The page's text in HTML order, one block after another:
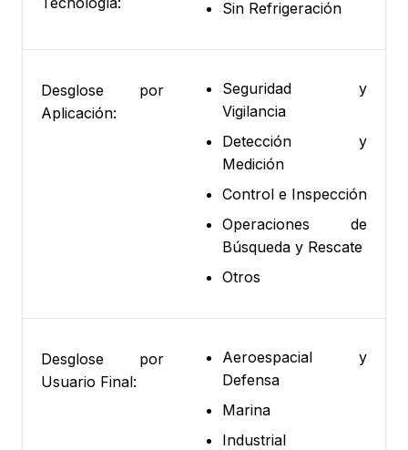
Sin Refrigeración
Desglose por
Aplicación:
Seguridad y
Vigilancia
Detección y
Medición
Control e Inspección
Operaciones de
Búsqueda y Rescate
Otros
Desglose por
Usuario Final:
Aeroespacial y
Defensa
Marina
Industrial